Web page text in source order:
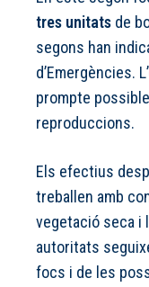
tres unitats de
segons han
d’Emergències.
prompte
reproduccions.
Els efectius
treballen amb
vegetació seca i
autoritats
focs i de les